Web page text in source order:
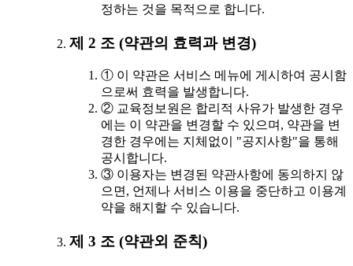
정하는 것을 목적으로 합니다.
제 2 조 (약관의 효력과 변경)
① 이 약관은 서비스 메뉴에 게시하여 공시함
으로써 효력을 발생합니다.
② 교육정보원은 합리적 사유가 발생한 경우
에는 이 약관을 변경할 수 있으며, 약관을 변
경한 경우에는 지체없이 "공지사항"을 통해
공시합니다.
③ 이용자는 변경된 약관사항에 동의하지 않
으면, 언제나 서비스 이용을 중단하고 이용계
약을 해지할 수 있습니다.
제 3 조 (약관외 준칙)